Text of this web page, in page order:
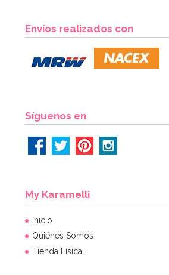
Envíos realizados con
Síguenos en
My Karamelli
Inicio
Quiénes Somos
Tienda Física